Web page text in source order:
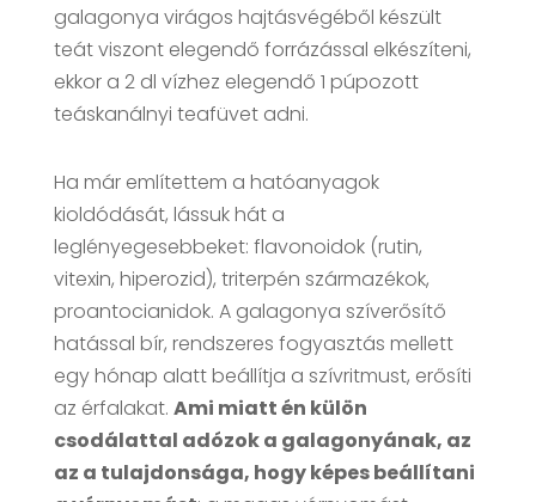
galagonya virágos hajtásvégéből készült
teát viszont elegendő forrázással elkészíteni,
ekkor a 2 dl vízhez elegendő 1 púpozott
teáskanálnyi teafüvet adni.
Ha már említettem a hatóanyagok
kioldódását, lássuk hát a
leglényegesebbeket: flavonoidok (rutin,
vitexin, hiperozid), triterpén származékok,
proantocianidok. A galagonya szíverősítő
hatással bír, rendszeres fogyasztás mellett
egy hónap alatt beállítja a szívritmust, erősíti
az érfalakat. Ami miatt én külön
csodálattal adózok a galagonyának, az
az a tulajdonsága, hogy képes beállítani